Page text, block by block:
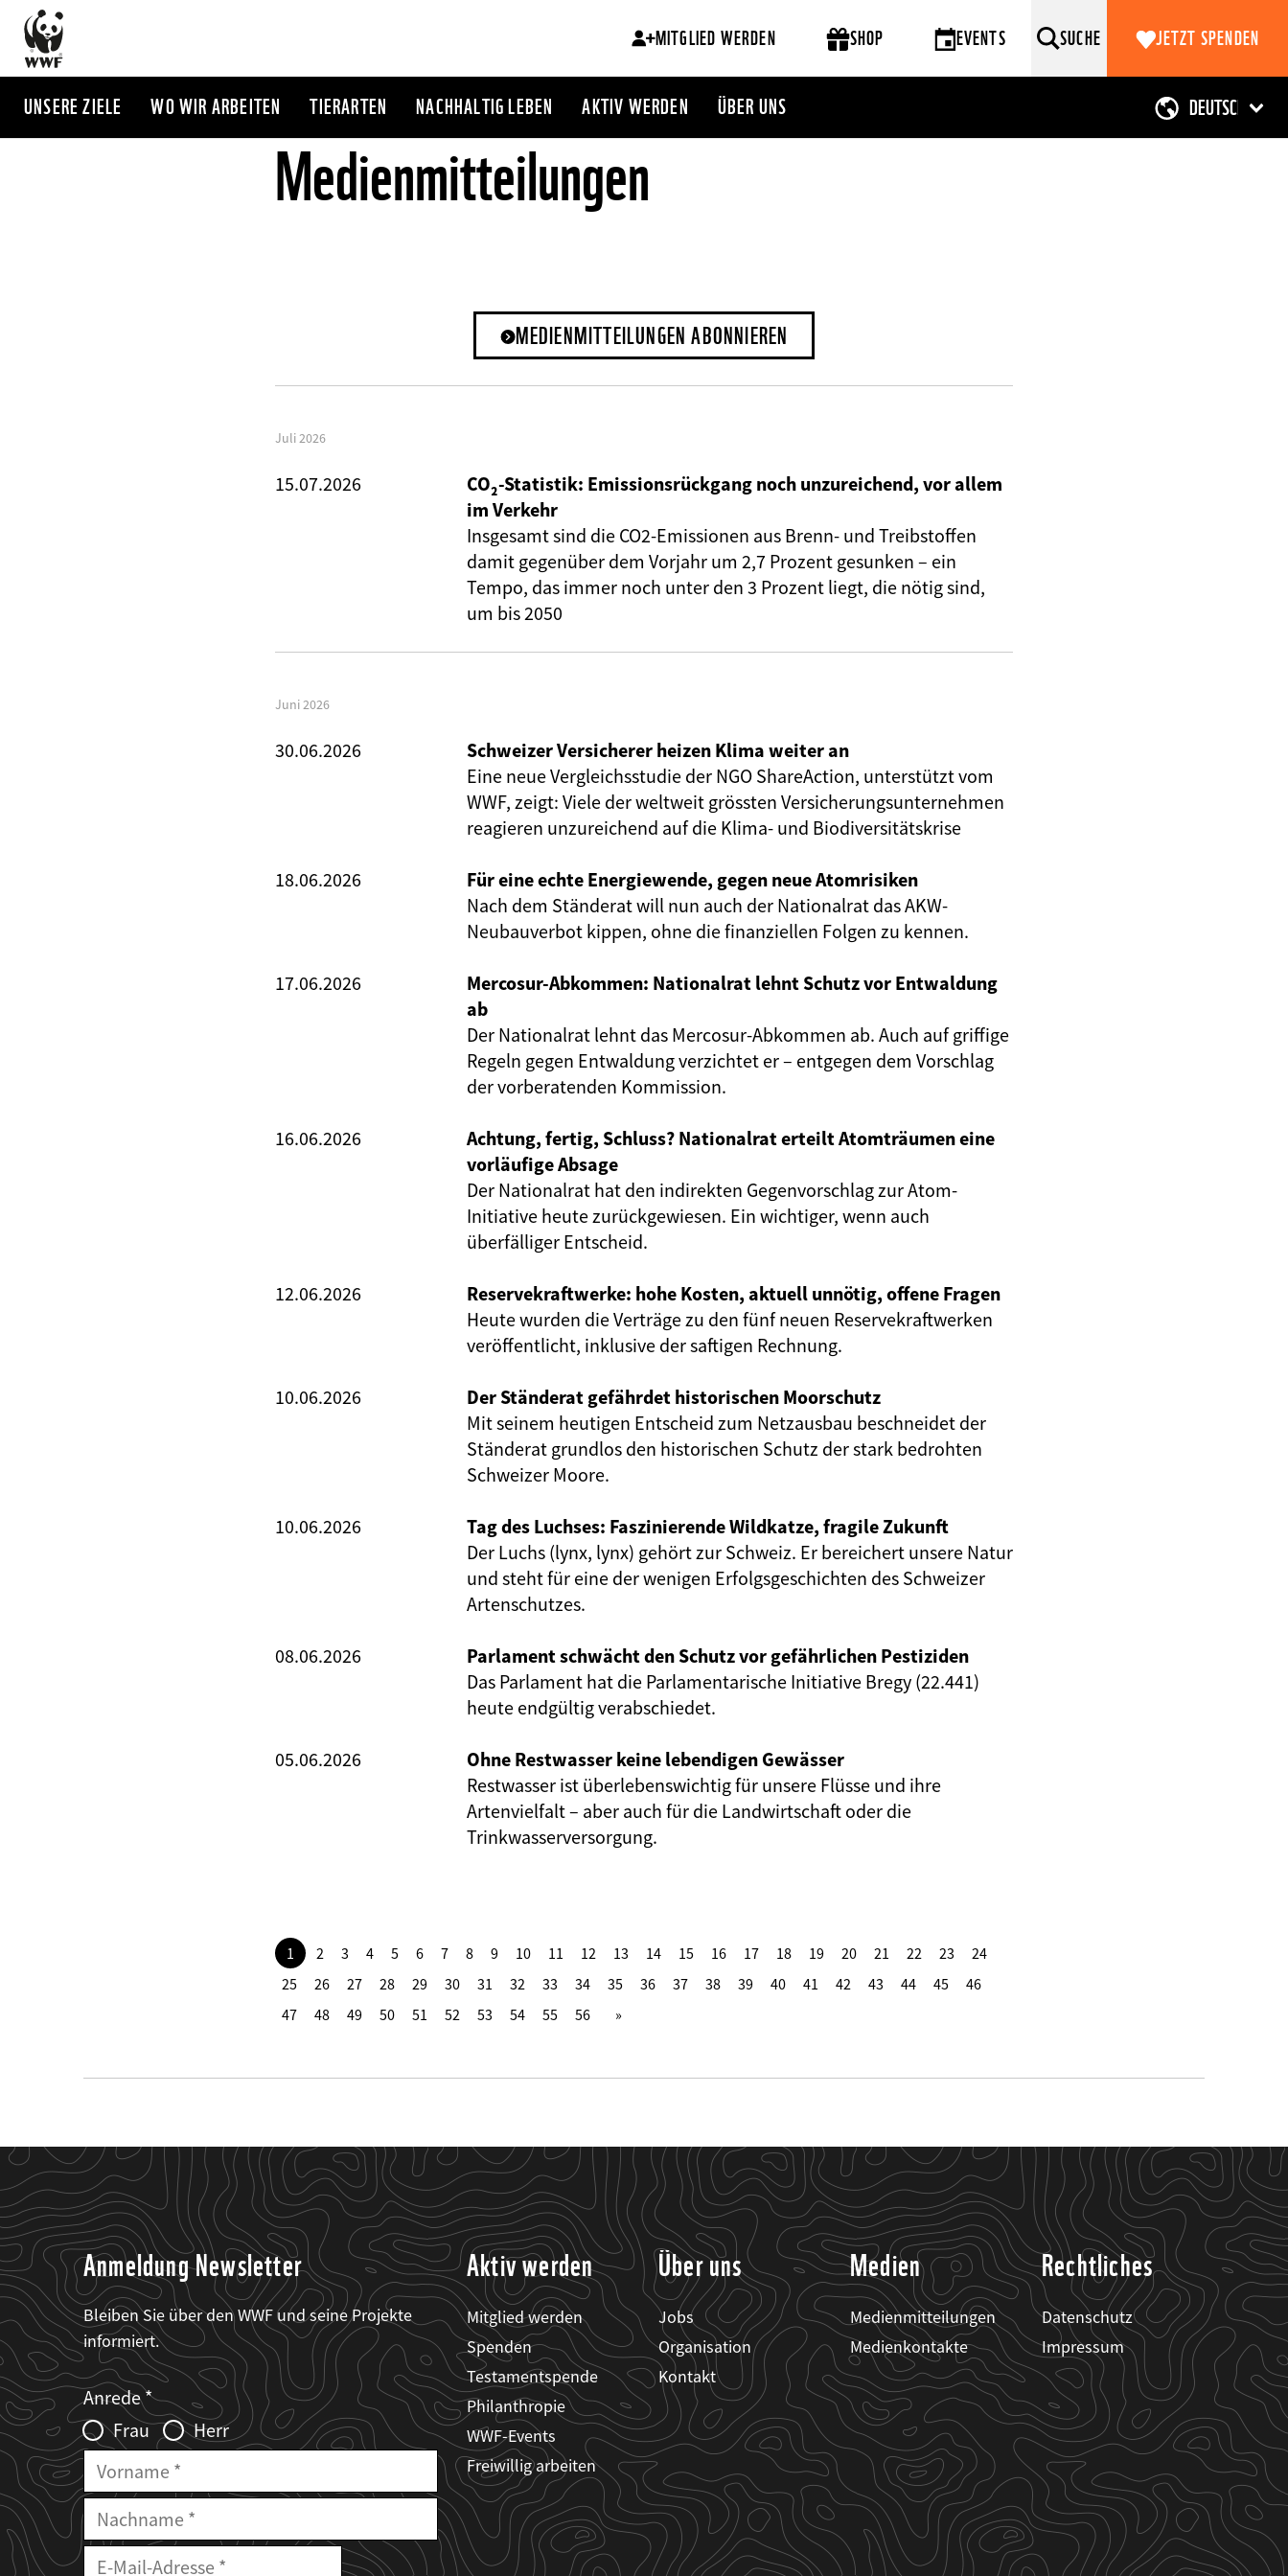
Direkt
zum
Inhalt
MITGLIED WERDEN SHOP EVENTS SUCHE JETZT SPENDEN
UNSERE ZIELE WO WIR ARBEITEN TIERARTEN NACHHALTIG LEBEN AKTIV WERDEN ÜBER UNS
Medienmitteilungen
MEDIENMITTEILUNGEN ABONNIEREN
Juli 2026
15.07.2026
CO₂-Statistik: Emissionsrückgang noch unzureichend, vor allem
im Verkehr
Insgesamt sind die CO2-Emissionen aus Brenn- und Treibstoffen
damit gegenüber dem Vorjahr um 2,7 Prozent gesunken – ein
Tempo, das immer noch unter den 3 Prozent liegt, die nötig sind,
um bis 2050
Juni 2026
30.06.2026
Schweizer Versicherer heizen Klima weiter an
Eine neue Vergleichsstudie der NGO ShareAction, unterstützt vom
WWF, zeigt: Viele der weltweit grössten Versicherungsunternehmen
reagieren unzureichend auf die Klima- und Biodiversitätskrise
18.06.2026
Für eine echte Energiewende, gegen neue Atomrisiken
Nach dem Ständerat will nun auch der Nationalrat das AKW-
Neubauverbot kippen, ohne die finanziellen Folgen zu kennen.
17.06.2026
Mercosur-Abkommen: Nationalrat lehnt Schutz vor Entwaldung
ab
Der Nationalrat lehnt das Mercosur-Abkommen ab. Auch auf griffige
Regeln gegen Entwaldung verzichtet er – entgegen dem Vorschlag
der vorberatenden Kommission.
16.06.2026
Achtung, fertig, Schluss? Nationalrat erteilt Atomträumen eine
vorläufige Absage
Der Nationalrat hat den indirekten Gegenvorschlag zur Atom-
Initiative heute zurückgewiesen. Ein wichtiger, wenn auch
überfälliger Entscheid.
12.06.2026
Reservekraftwerke: hohe Kosten, aktuell unnötig, offene Fragen
Heute wurden die Verträge zu den fünf neuen Reservekraftwerken
veröffentlicht, inklusive der saftigen Rechnung.
10.06.2026
Der Ständerat gefährdet historischen Moorschutz
Mit seinem heutigen Entscheid zum Netzausbau beschneidet der
Ständerat grundlos den historischen Schutz der stark bedrohten
Schweizer Moore.
10.06.2026
Tag des Luchses: Faszinierende Wildkatze, fragile Zukunft
Der Luchs (lynx, lynx) gehört zur Schweiz. Er bereichert unsere Natur
und steht für eine der wenigen Erfolgsgeschichten des Schweizer
Artenschutzes.
08.06.2026
Parlament schwächt den Schutz vor gefährlichen Pestiziden
Das Parlament hat die Parlamentarische Initiative Bregy (22.441)
heute endgültig verabschiedet.
05.06.2026
Ohne Restwasser keine lebendigen Gewässer
Restwasser ist überlebenswichtig für unsere Flüsse und ihre
Artenvielfalt – aber auch für die Landwirtschaft oder die
Trinkwasserversorgung.
1 2 3 4 5 6 7 8 9 10 11 12 13 14 15 16 17 18 19 20 21 22 23
24
25
26 27 28 29 30 31 32 33 34 35 36 37 38 39 40 41 42 43 44 45
46
47
48 49 50 51 52 53 54 55 56
Anmeldung Newsletter
Bleiben Sie über den WWF und seine Projekte
informiert.
Web2Case
Infofelder
Fieldset
anrede_name
Anrede
Frau
Herr
Vorname
Nachname
E-
Mailadresse
Aktiv werden
Mitglied werden
Spenden
Testamentspende
Philanthropie
WWF-Events
Freiwillig arbeiten
Über uns
Jobs
Organisation
Kontakt
Medien
Medienmitteilungen
Medienkontakte
Rechtliches
Datenschutz
Impressum